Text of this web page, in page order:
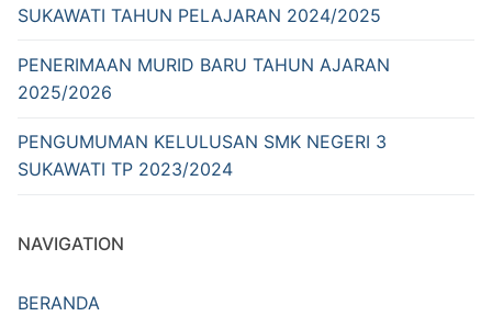
SUKAWATI TAHUN PELAJARAN 2024/2025
PENERIMAAN MURID BARU TAHUN AJARAN
2025/2026
PENGUMUMAN KELULUSAN SMK NEGERI 3
SUKAWATI TP 2023/2024
NAVIGATION
BERANDA